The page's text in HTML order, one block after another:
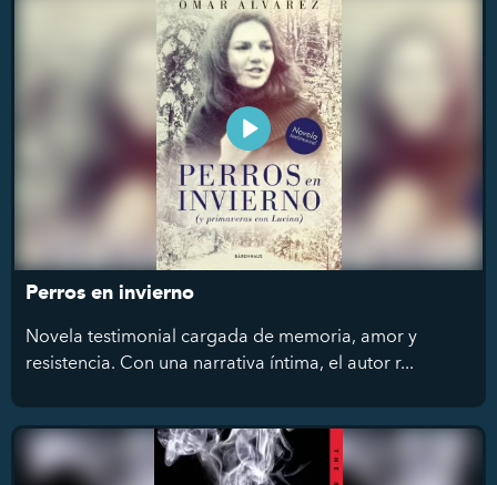
Perros en invierno
Novela testimonial cargada de memoria, amor y
resistencia. Con una narrativa íntima, el autor r...